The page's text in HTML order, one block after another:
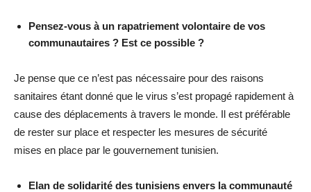
Pensez-vous à un rapatriement volontaire de vos
communautaires ? Est ce possible ?
Je pense que ce n’est pas nécessaire pour des raisons
sanitaires étant donné que le virus s’est propagé rapidement à
cause des déplacements à travers le monde. Il est préférable
de rester sur place et respecter les mesures de sécurité
mises en place par le gouvernement tunisien.
Elan de solidarité des tunisiens envers la communauté